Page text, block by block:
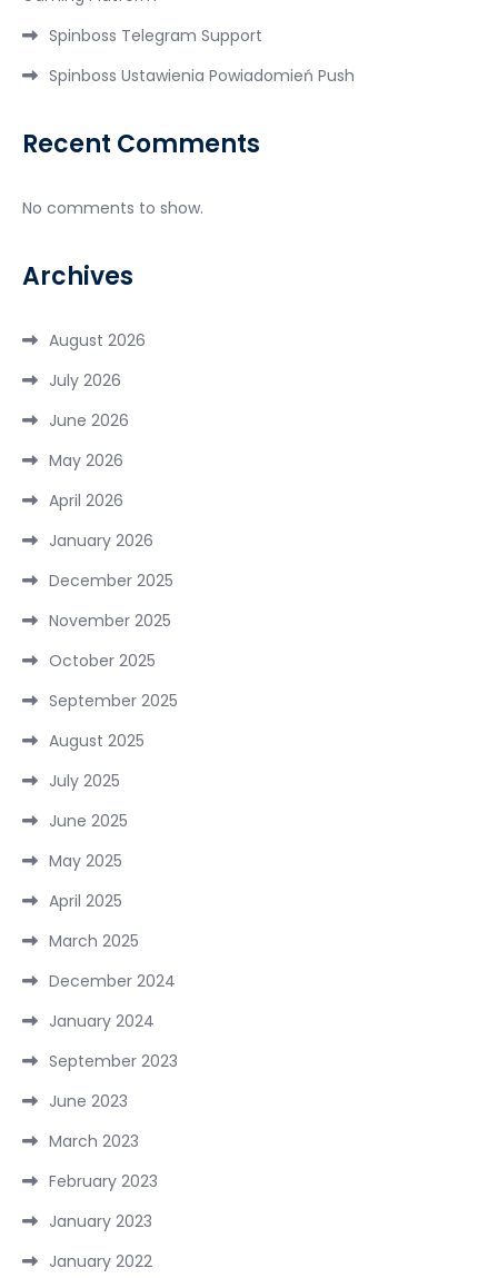
Spinboss Telegram Support
Spinboss Ustawienia Powiadomień Push
Recent Comments
No comments to show.
Archives
August 2026
July 2026
June 2026
May 2026
April 2026
January 2026
December 2025
November 2025
October 2025
September 2025
August 2025
July 2025
June 2025
May 2025
April 2025
March 2025
December 2024
January 2024
September 2023
June 2023
March 2023
February 2023
January 2023
January 2022